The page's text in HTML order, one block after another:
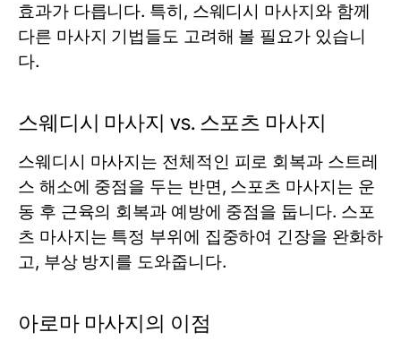
효과가 다릅니다. 특히, 스웨디시 마사지와 함께
다른 마사지 기법들도 고려해 볼 필요가 있습니
다.
스웨디시 마사지 vs. 스포츠 마사지
스웨디시 마사지는 전체적인 피로 회복과 스트레
스 해소에 중점을 두는 반면, 스포츠 마사지는 운
동 후 근육의 회복과 예방에 중점을 둡니다. 스포
츠 마사지는 특정 부위에 집중하여 긴장을 완화하
고, 부상 방지를 도와줍니다.
아로마 마사지의 이점